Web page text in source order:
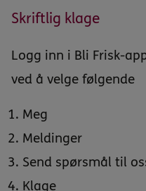
Skriftlig klage
Logg inn i Bli Frisk-
ved å velge følgende
Meg
Meldinger
Send spørsmål til
Klage